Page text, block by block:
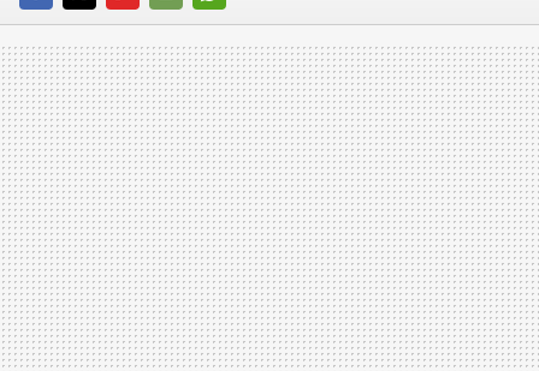
FACEBOOK
TWITTERFLIPBOARD
E-
MAIL
WHATSAPP